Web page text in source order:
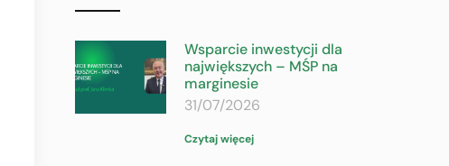
Wsparcie inwestycji dla
największych – MŚP na
marginesie
31/07/2026
Czytaj więcej